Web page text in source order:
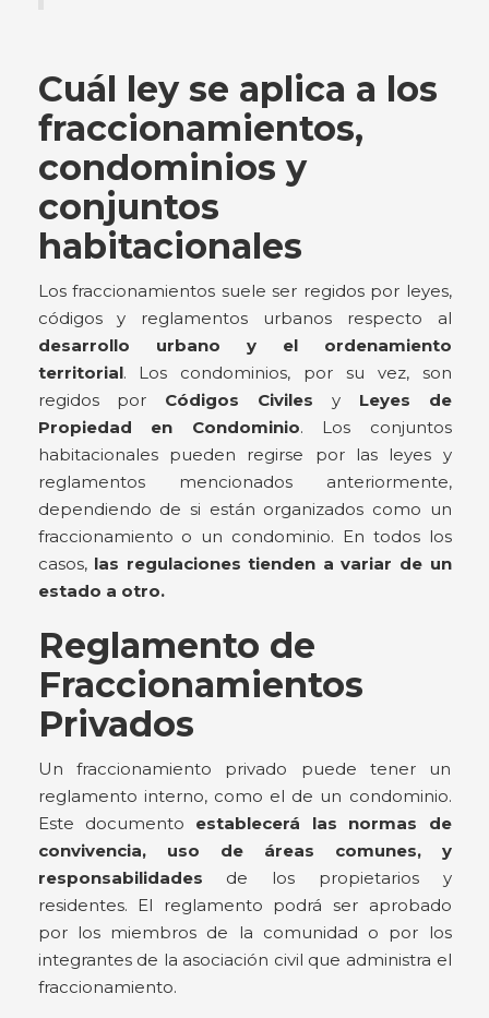
Cuál ley se aplica a los
fraccionamientos,
condominios y
conjuntos
habitacionales
Los fraccionamientos suele ser regidos por leyes,
códigos y reglamentos urbanos respecto al
desarrollo urbano y el ordenamiento
territorial. Los condominios, por su vez, son
regidos por Códigos Civiles y Leyes de
Propiedad en Condominio. Los conjuntos
habitacionales pueden regirse por las leyes y
reglamentos mencionados anteriormente,
dependiendo de si están organizados como un
fraccionamiento o un condominio. En todos los
casos, las regulaciones tienden a variar de un
estado a otro.
Reglamento de
Fraccionamientos
Privados
Un fraccionamiento privado puede tener un
reglamento interno, como el de un condominio.
Este documento establecerá las normas de
convivencia, uso de áreas comunes, y
responsabilidades de los propietarios y
residentes. El reglamento podrá ser aprobado
por los miembros de la comunidad o por los
integrantes de la asociación civil que administra el
fraccionamiento.